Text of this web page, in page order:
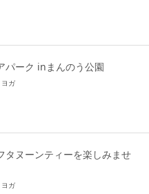
パーク inまんのう公園
ヨガ
タヌーンティーを楽しみませ
ヨガ